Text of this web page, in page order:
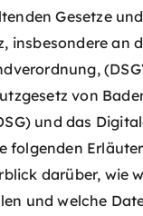
Gesetze
insbesondere an
von
und das
folgenden
darüber, wie
und welche